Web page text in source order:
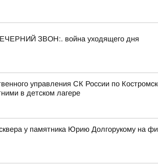
ЗВОН:. война уходящего дня
управления СК России по
в детском лагере
сквера у памятника Юрию Долгорукому на